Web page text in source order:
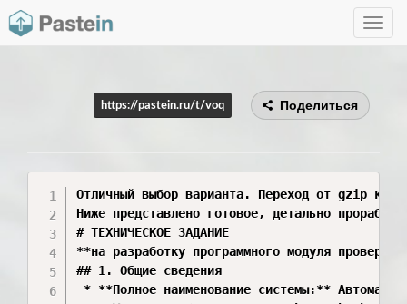
Toggle
https://pastein.ru/t/voq Поделиться
Отличный выбор варианта. Переход от gzip к
Ниже представлено готовое, детально
# ТЕХНИЧЕСКОЕ ЗАДАНИЕ
**на разработку программного модуля
## 1. Общие сведения
* **Полное наименование системы:**